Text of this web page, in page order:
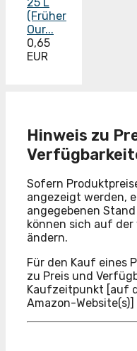
(Früher
Our...
0,65
EUR
Hinweis zu
Sofern
angezeigt werden,
angegebenen
können sich auf
ändern.
Für den Kauf eines
zu Preis und
Kaufzeitpunkt [auf
Amazon-